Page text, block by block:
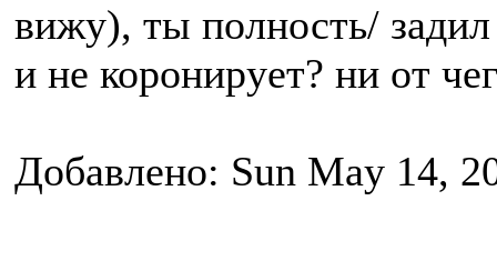
вижу), ты полность/ задил
и не коронирует? ни от
Добавлено: Sun May 14,